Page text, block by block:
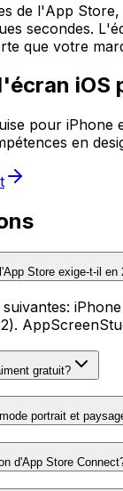
de l'App
secondes.
que votre
iOS
pour iPhone
en
Store exige-t-il en
gratuit?
portrait et
d'App Store